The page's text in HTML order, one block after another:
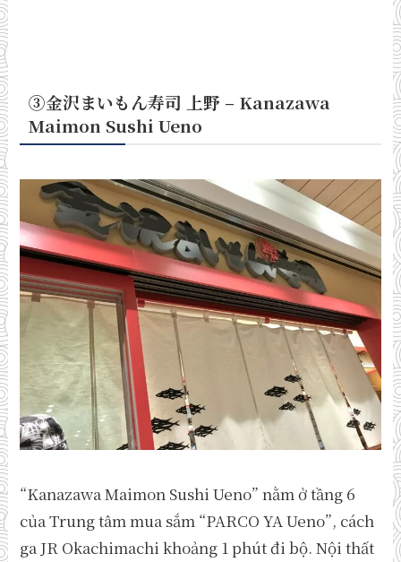
③金沢まいもん寿司 上野 – Kanazawa
Maimon Sushi Ueno
“Kanazawa Maimon Sushi Ueno” nằm ở tầng 6
của Trung tâm mua sắm “PARCO YA Ueno”, cách
ga JR Okachimachi khoảng 1 phút đi bộ. Nội thất